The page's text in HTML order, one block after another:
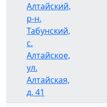
Алтайский,
р-н.
Табунский,
с.
Алтайское,
ул.
Алтайская,
д. 41